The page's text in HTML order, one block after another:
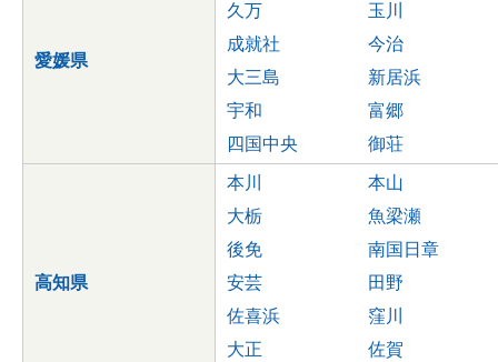
愛媛県
久万
玉川
成就社
今治
大三島
新居浜
宇和
富郷
四国中央
御荘
高知県
本川
本山
大栃
魚梁瀬
後免
南国日章
安芸
田野
佐喜浜
窪川
大正
佐賀